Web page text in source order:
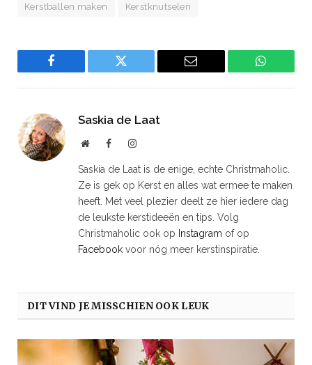
Kerstballen maken Kerstknutselen
Facebook Twitter Email
Saskia de Laat
WebsiteFacebookInstagram
Saskia de Laat is de enige, echte Christmaholic.
Ze is gek op Kerst en alles wat ermee te maken
heeft. Met veel plezier deelt ze hier iedere dag
de leukste kerstideeën en tips. Volg
Christmaholic ook op Instagram of op
Facebook voor nóg meer kerstinspiratie.
DIT VIND JE MISSCHIEN OOK LEUK